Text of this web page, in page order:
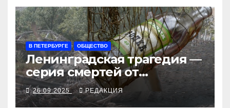
В ПЕТЕРБУРГЕ ОБЩЕСТВО
Ленинградская трагедия —
серия смертей от
алкосуррогата
26.09.2025 РЕДАКЦИЯ